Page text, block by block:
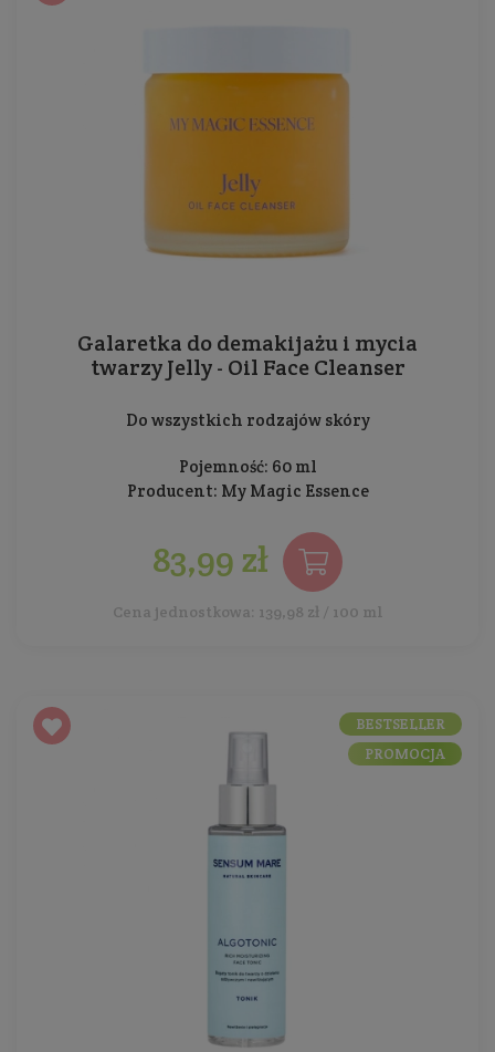
Galaretka do demakijażu i mycia
twarzy Jelly - Oil Face Cleanser
Do wszystkich rodzajów skóry
Pojemność: 60 ml
Producent: My Magic Essence
83,99 zł
Cena jednostkowa: 139,98 zł / 100 ml
BESTSELLER
PROMOCJA